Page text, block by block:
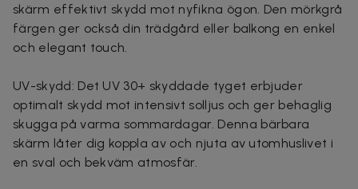
skärm effektivt skydd mot nyfikna ögon. Den mörkgrå
färgen ger också din trädgård eller balkong en enkel
och elegant touch.
UV-skydd: Det UV 30+ skyddade tyget erbjuder
optimalt skydd mot intensivt solljus och ger behaglig
skugga på varma sommardagar. Denna bärbara
skärm låter dig koppla av och njuta av utomhuslivet i
en sval och bekväm atmosfär.